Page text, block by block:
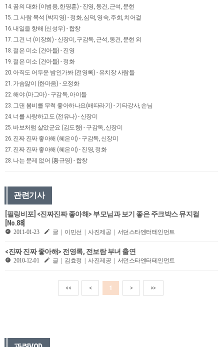
14. 꿈의 대화 (이범용, 한명훈) - 진영, 동건, 근석, 문현
15. 그 사람 목석 (박지영) - 정화, 심덕, 영숙, 주희, 치어걸
16. 내일을 향해 (신성우) - 합창
17. 그건 너 (이장희) - 신장미, 구감독, 근석, 동건, 문현 외
18. 젊은 미소 (건아들) - 진영
19. 젊은 미소 (건아들) - 정화
20. 아직도 어두운 밤인가봐 (전영록) - 유치장 사람들
21. 가슴앓이 (한마음) - 오정화
22. 해야 (마그마) - 구감독, 아이들
23. 그댄 봄비를 무척 좋아하나요(배따라기) - 기타강사, 손님
24. 너를 사랑하고도 (전유나) - 신장미
25. 바보처럼 살았군요 (김도향) - 구감독, 신장미
26. 진짜 진짜 좋아해 (혜은이) - 구감독, 신장미
27. 진짜 진짜 좋아해 (혜은이) - 진영, 정화
28. 나는 문제 없어 (황규영) - 합창
관련기사
[필링비포] <진짜진짜 좋아해> 부모님과 보기 좋은 주크박스 뮤지컬
[No.88]
2011-01-23 글 | 이민선 | 사진제공 | 서던스타엔터테인먼트
<진짜 진짜 좋아해> 전영록, 전보람 부녀 출연
2010-12-01 글 | 김효정 | 사진제공 | 서던스타엔터테인먼트
<< < 1 > >>